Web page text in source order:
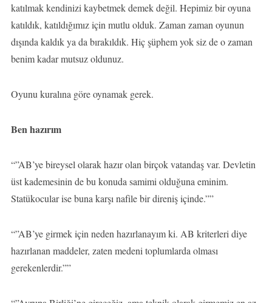
katılmak kendinizi kaybetmek demek değil. Hepimiz bir oyuna
katıldık, katıldığımız için mutlu olduk. Zaman zaman oyunun
dışında kaldık ya da bırakıldık. Hiç şüphem yok siz de o zaman
benim kadar mutsuz oldunuz.
Oyunu kuralına göre oynamak gerek.
Ben hazırım
“”AB’ye bireysel olarak hazır olan birçok vatandaş var. Devletin
üst kademesinin de bu konuda samimi olduğuna eminim.
Statükocular ise buna karşı nafile bir direniş içinde.””
“”AB’ye girmek için neden hazırlanayım ki. AB kriterleri diye
hazırlanan maddeler, zaten medeni toplumlarda olması
gerekenlerdir.””